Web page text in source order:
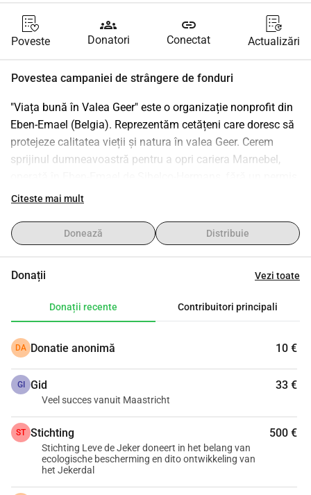
Poveste
groups
Donatori
link
Conectat Actualizări
Povestea campaniei de strângere de fonduri
"Viața bună în Valea Geer" este o organizație nonprofit din
Eben-Emael (Belgia). Reprezentăm cetățeni care doresc să
protejeze calitatea vieții și natura în valea Geer. Cerem
sprijinul dumneavoastră pentru a opri cariera Marnebel,
valid de 25 de ani. De asemenea, ne pregătim pentru
cariera Romont.
Activitățile industriale ilegale sau prost controlate sunt
Margraten (Olanda), Riemst și Voeren (Flandra), Bassenge
deteriorarea habitatelor unice Natura 2000, poluarea apei
pământ extern în regiunea noastră unică.
Pentru mai multe informații despre activitățile noastre, vă
rugăm să consultați https://www.geer-jeker.eu/
Vă mulțumim pentru sprijin! Vă oferim un chitanță pentru
donație, dar, din păcate, fără deducere fiscală.
Citeste mai mult
Donează Distribuie
Donații Vezi toate
Donații recente Contribuitori principali
DA Donatie anonimă 10 €
GI Gid 33 €
Veel succes vanuit Maastricht
ST Stichting 500 €
Stichting Leve de Jeker doneert in het belang van
ecologische bescherming en dito ontwikkeling van
het Jekerdal